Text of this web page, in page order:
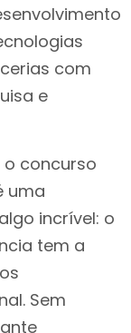
com
e
o concurso
uma
incrível: o
tem a
Sem